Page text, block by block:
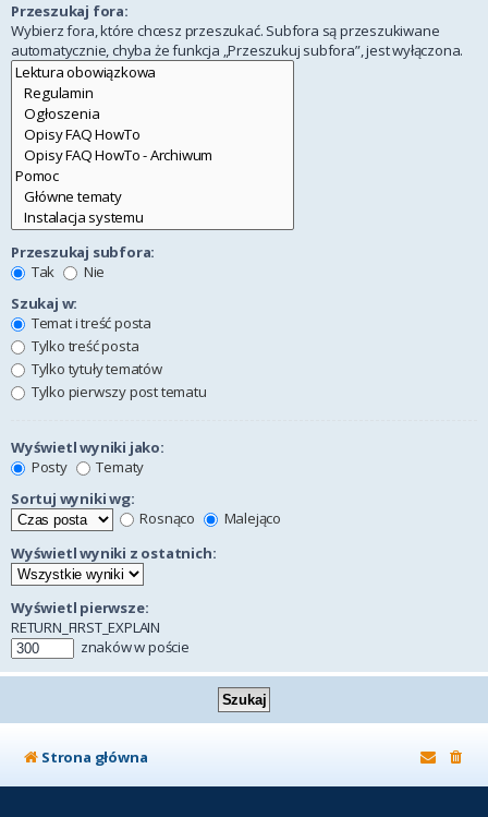
Przeszukaj fora:
Wybierz fora, które chcesz przeszukać. Subfora są przeszukiwane
automatycznie, chyba że funkcja „Przeszukuj subfora”, jest wyłączona.
Przeszukaj subfora:
Tak
Nie
Szukaj w:
Temat i treść posta
Tylko treść posta
Tylko tytuły tematów
Tylko pierwszy post tematu
Wyświetl wyniki jako:
Posty
Tematy
Sortuj wyniki wg:
Rosnąco
Malejąco
Wyświetl wyniki z ostatnich:
Wyświetl pierwsze:
RETURN_FIRST_EXPLAIN
znaków w poście
Strona główna